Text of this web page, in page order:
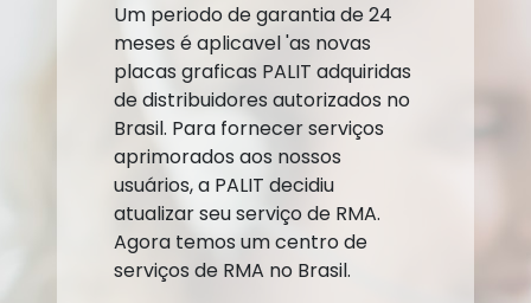
Um periodo de garantia de 24
meses é aplicavel 'as novas
placas graficas PALIT adquiridas
de distribuidores autorizados no
Brasil. Para fornecer serviços
aprimorados aos nossos
usuários, a PALIT decidiu
atualizar seu serviço de RMA.
Agora temos um centro de
serviços de RMA no Brasil.